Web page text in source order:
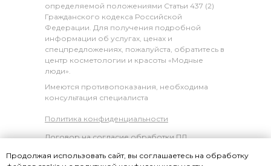
определяемой положениями Статьи 437 (2)
Гражданского кодекса Российской
Федерации. Для получения подробной
информации об услугах, ценах и
спецпредложениях, пожалуйста, обратитесь в
центр косметологии и красоты «Модные
люди».
© «mlsalon.ru», 2026 г.
Политика конфиденциальности
Договор на согласие обработки ПД
Имеются противопоказания, необходима
консультация специалиста
Продолжая использовать сайт, вы соглашаетесь на обработку